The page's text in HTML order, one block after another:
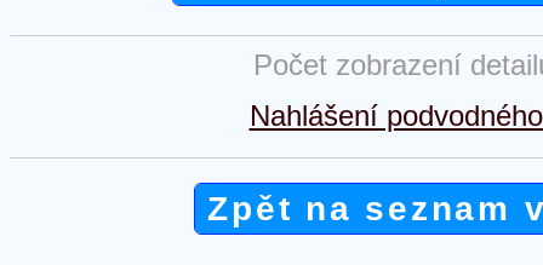
Počet zobrazení
Nahlášení
Zpět na seznam